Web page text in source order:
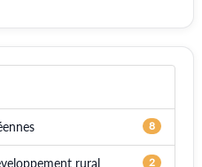
8
rural 2